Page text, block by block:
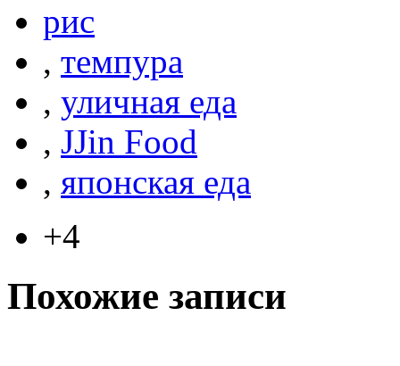
рис
, темпура
, уличная еда
, JJin Food
, японская еда
+4
Похожие записи